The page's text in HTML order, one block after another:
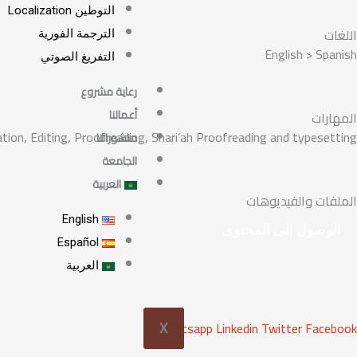
التوطين Localization
الترجمة الفورية
التفريغ الصوتي
رعاية مشروع
أعمالنا
منشوراتنا
الجامعة
العربية
English
Español
العربية
X
اللغات
English > Spanish
المهارات
Editing, Proofreading, Shari’ah Proofreading and typesetting.
الملفات والفيديوهات
Facebook
Twitter
Linkedin
Whatsapp